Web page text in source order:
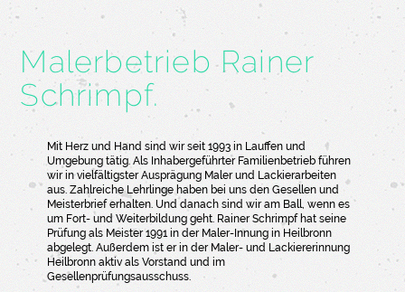
Malerbetrieb Rainer
Schrimpf.
Mit Herz und Hand sind wir seit 1993 in Lauffen und
Umgebung tätig. Als Inhabergeführter Familienbetrieb führen
wir in vielfältigster Ausprägung Maler und Lackierarbeiten
aus. Zahlreiche Lehrlinge haben bei uns den Gesellen und
Meisterbrief erhalten. Und danach sind wir am Ball, wenn es
um Fort- und Weiterbildung geht. Rainer Schrimpf hat seine
Prüfung als Meister 1991 in der Maler-Innung in Heilbronn
abgelegt. Außerdem ist er in der Maler- und Lackiererinnung
Heilbronn aktiv als Vorstand und im
Gesellenprüfungsausschuss.